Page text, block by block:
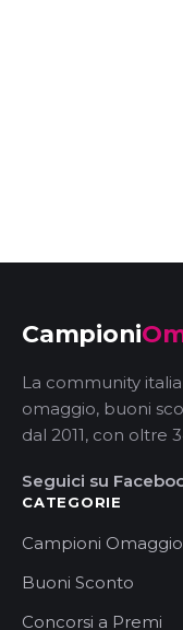
Campioni
La community
omaggio, buoni
dal 2011, con oltre
Seguici su
CATEGORIE
Campioni Omaggio
Buoni Sconto
Concorsi a Premi